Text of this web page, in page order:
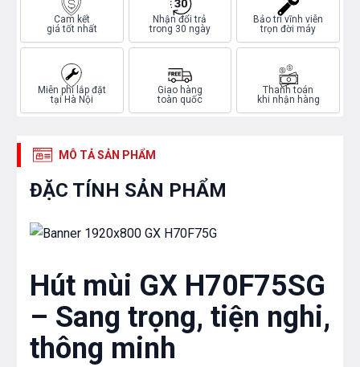
Cam kết
giá tốt nhất
Nhận đổi trả
trong 30 ngày
Bảo trì vĩnh viễn
trọn đời máy
Miễn phí lắp đặt
tại Hà Nội
Giao hàng
toàn quốc
Thanh toán
khi nhận hàng
MÔ TẢ SẢN PHẨM
ĐẶC TÍNH SẢN PHẨM
Hút mùi GX H70F75SG
– Sang trọng, tiện nghi,
thông minh